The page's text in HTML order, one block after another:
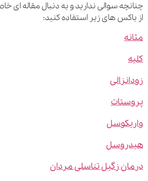
سوالی ندارید و به دنبال مقاله ای خاص
های زیر استفاده کنید:
زگیل تناسلی مردان